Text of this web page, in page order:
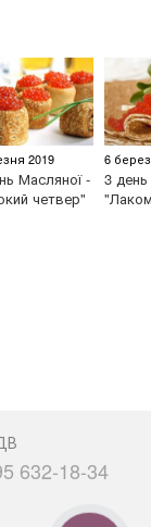
2019
Масляної -
четвер"
6
3
632-18-34